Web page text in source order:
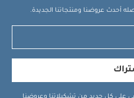
أحدث عروضنا ومنتجاتنا الجديدة.